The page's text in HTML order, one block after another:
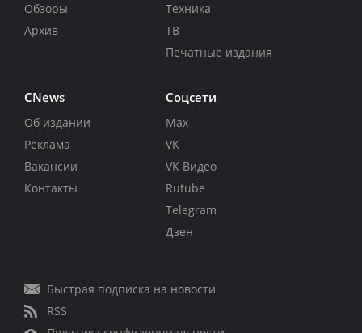
Обзоры
Архив
Техника
ТВ
Печатные издания
CNews
Об издании
Реклама
Вакансии
Контакты
Соцсети
Max
VK
VK Видео
Rutube
Telegram
Дзен
Быстрая подписка на новости
RSS